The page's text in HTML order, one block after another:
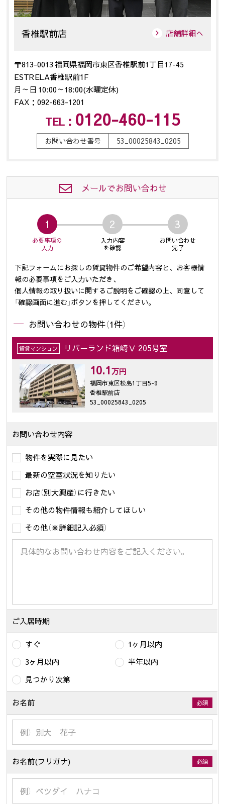
香椎駅前店 店舗詳細へ
〒813-0013 福岡県福岡市東区香椎駅前1丁目17-45
ESTRELA香椎駅前1F
月～日 10:00～18:00(水曜定休)
FAX：092-663-1201
TEL： 0120-460-115
お問い合わせ番号 53_00025843_0205
メールでお問い合わせ
1
必要事項の
入力
2
入力内容
を確認
3
お問い合わせ
完了
下記フォームにお探しの賃貸物件のご希望内容と、お客様情
報の必要事項をご入力いただき、
個人情報の取り扱いに関するご説明をご確認の上、同意して
「確認画面に進む」ボタンを押してください。
お問い合わせの物件（1件）
賃貸マンション リバーランド箱崎Ⅴ 205号室
10.1万円
福岡市東区松島1丁目5-9
香椎駅前店
53_00025843_0205
お問い合わせ内容
物件を実際に見たい
最新の空室状況を知りたい
お店（別大興産）に行きたい
その他の物件情報も紹介してほしい
その他（※詳細記入必須）
ご入居時期
すぐ
1ヶ月以内
3ヶ月以内
半年以内
見つかり次第
お名前 必須
お名前(フリガナ) 必須